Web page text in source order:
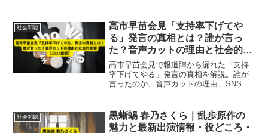
析で勝利の秘訣を徹底解説します。
社会問題
高市早苗会見「支持率下げてや
る」発言の真相とは？誰が言っ
た？音声カットの理由と社会的影
響【2025最新】
高市早苗会見で報道陣から漏れた「支持
率下げてやる」発言の真相を解説。誰が
言ったのか、音声カットの理由、SNS反
社会問題
黒蜥蜴 春乃さくら｜乱歩原作の
魅力と最新出演情報・役どころ・